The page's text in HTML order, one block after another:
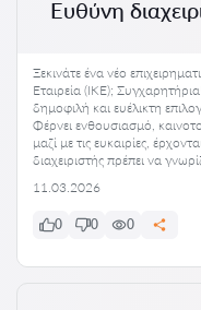
Ευθύνη
Ξεκινάτε ένα νέο
Εταιρεία (ΙΚΕ);
δημοφιλή και ευέλικτη
Φέρνει ενθουσιασμό,
μαζί με τις ευκαιρίες,
διαχειριστής πρέπει να
11.03.2026
0 0 0